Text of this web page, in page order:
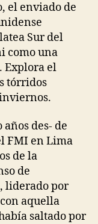
el enviado de
Sur del
como una
Explora el
tórridos
des- de
FMI en Lima
de la
de
liderado por
aquella
saltado por